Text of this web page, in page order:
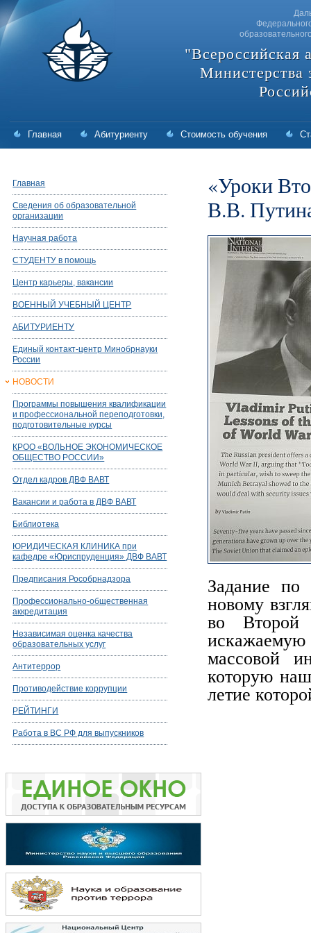
"Всероссийская
Министерства
Главная Абитуриенту Стоимость обучения
Главная
Сведения об образовательной
организации
Научная работа
СТУДЕНТУ в помощь
Центр карьеры, вакансии
ВОЕННЫЙ УЧЕБНЫЙ ЦЕНТР
АБИТУРИЕНТУ
Единый контакт-центр Минобрнауки
России
НОВОСТИ
Программы повышения квалификации
и профессиональной переподготовки,
подготовительные курсы
КРОО «ВОЛЬНОЕ ЭКОНОМИЧЕСКОЕ
ОБЩЕСТВО РОССИИ»
Отдел кадров ДВФ ВАВТ
Вакансии и работа в ДВФ ВАВТ
Библиотека
ЮРИДИЧЕСКАЯ КЛИНИКА при
кафедре «Юриспруденция» ДВФ ВАВТ
Предписания Рособрнадзора
Профессионально-общественная
аккредитация
Независимая оценка качества
образовательных услуг
Антитеррор
Противодействие коррупции
РЕЙТИНГИ
Работа в ВС РФ для выпускников
«Уроки
В.В.
Задание по
новому
во Второй
массовой
которую
летие